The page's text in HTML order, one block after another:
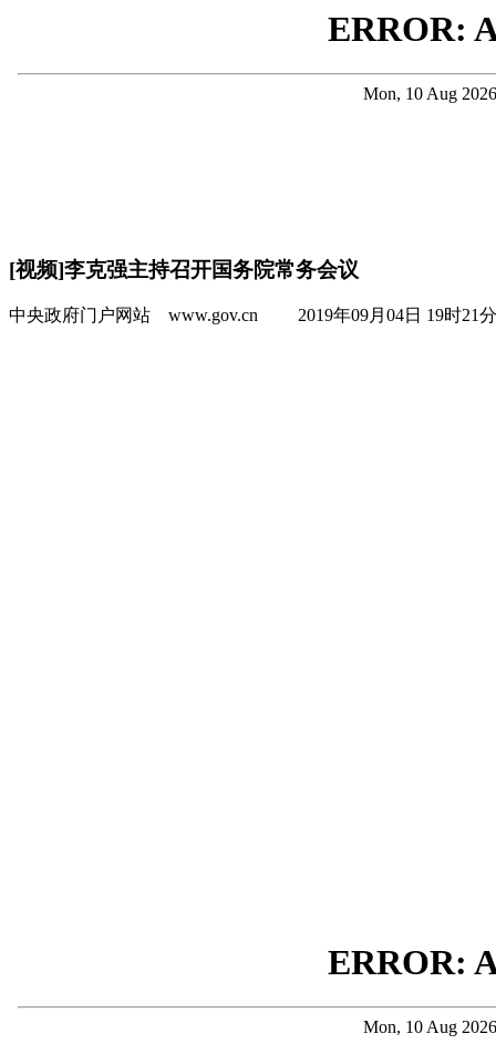
[视频]李克强主持召开国务院常务会议
中央政府门户网站 www.gov.cn 2019年09月04日 19时